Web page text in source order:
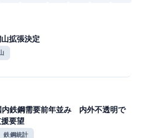
拡張決定
鉄鋼需要前年並み 内外不透明で
要望
鉄鋼統計